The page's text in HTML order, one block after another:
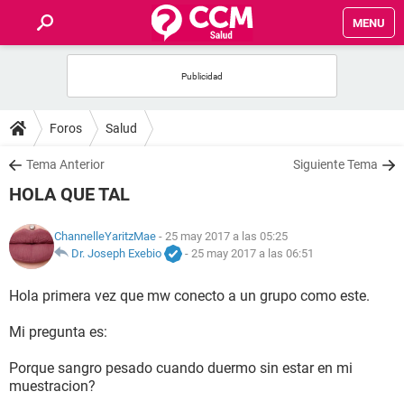
MENU
FOROS
SALUD
NUTRICIÓN
BIENESTAR
GLOSARIO
Foros Salud
Tema Anterior Siguiente Tema
HOLA QUE TAL
ChannelleYaritzMae - 25 may 2017 a las 05:25
Dr. Joseph Exebio
- 25 may 2017 a las 06:51
Hola primera vez que mw conecto a un grupo como este.
Mi pregunta es:
Porque sangro pesado cuando duermo sin estar en mi
muestracion?